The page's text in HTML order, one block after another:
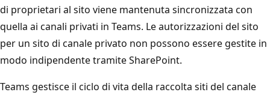
di proprietari al sito viene mantenuta sincronizzata con
quella ai canali privati in Teams. Le autorizzazioni del sito
per un sito di canale privato non possono essere gestite in
modo indipendente tramite SharePoint.
Teams gestisce il ciclo di vita della raccolta siti del canale